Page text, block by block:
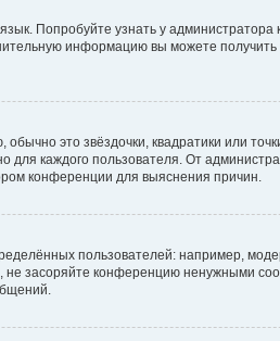
Попробуйте узнать у
информацию вы можете
это звёздочки, квадратики или
каждого пользователя. От
конференции для выяснения причин.
пользователей: например,
засоряйте конференцию ненужными